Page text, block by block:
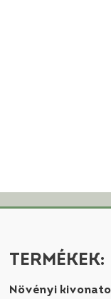
TERMÉKEK:
Növényi